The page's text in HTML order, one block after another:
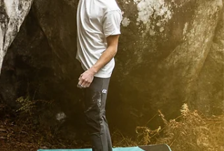
performance hors norme.